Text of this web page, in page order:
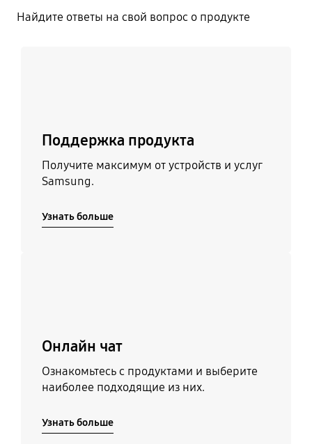
Найдите ответы на свой вопрос о продукте
Поддержка продукта
Получите максимум от устройств и услуг
Samsung.
Узнать больше
Онлайн чат
Ознакомьтесь с продуктами и выберите
наиболее подходящие из них.
Узнать больше